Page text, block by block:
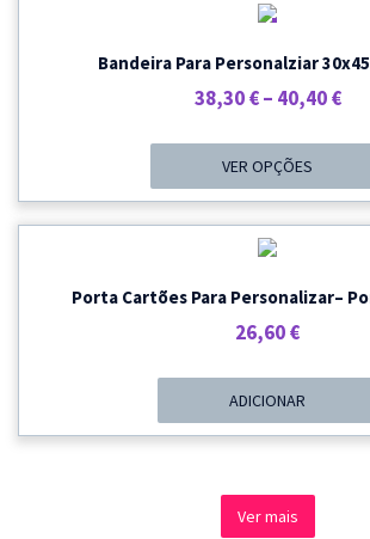
Bandeira Para Personalziar
38,30€ – 40,40€
VER OPÇÕES
Porta Cartões Para Personalizar–
26,60€
ADICIONAR
Ver mais